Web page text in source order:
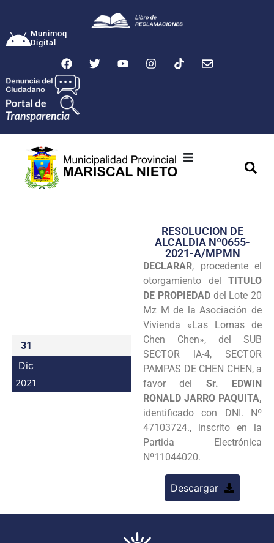
Munimoq
Digital
Transparencia
Seguridad
Programas
Intranet
31
Dic
2021
RESOLUCION DE
ALCALDIA Nº0655-
2021-A/MPMN
DECLARAR, procedente el
otorgamiento del TITULO
DE PROPIEDAD del Lote 20
Mz M de la Asociación de
Vivienda «Las Lomas de
Chen Chen», del SUB
SECTOR lA-4, SECTOR
PAMPAS DE CHEN CHEN, a
favor del Sr. EDWIN
RONALD JARRO PAQUITA,
identificado con DNI. Nº
47103724., inscrito en la
Partida Electrónica
Nº11044020.
Descargar